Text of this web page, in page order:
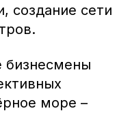
создание сети
бизнесмены
море –